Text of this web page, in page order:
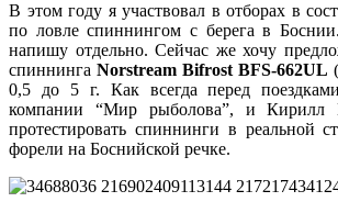
В этом году я участвовал в отборах в
по ловле спиннингом с берега в
напишу отдельно. Сейчас жехочу
спиннинга Norstream Bifrost BFS-662UL
0,5 до 5 г. Как всегда перед
компании “Мир рыболова”, и Кирилл
протестировать спиннинги в реальной
форели на Боснийской речке.